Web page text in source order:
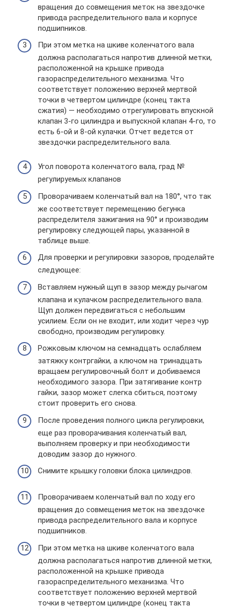
вращения до совмещения меток на звездочке
привода распределительного вала и корпусе
подшипников.
При этом метка на шкиве коленчатого вала
должна располагаться напротив длинной метки,
расположенной на крышке привода
газораспределительного механизма. Что
соответствует положению верхней мертвой
точки в четвертом цилиндре (конец такта
сжатия) — необходимо отрегулировать впускной
клапан 3-го цилиндра и выпускной клапан 4-го, то
есть 6-ой и 8-ой кулачки. Отчет ведется от
звездочки распределительного вала.
Угол поворота коленчатого вала, град №
регулируемых клапанов
Проворачиваем коленчатый вал на 180°, что так
же соответствует перемещению бегунка
распределителя зажигания на 90° и производим
регулировку следующей пары, указанной в
таблице выше.
Для проверки и регулировки зазоров, проделайте
следующее:
Вставляем нужный щуп в зазор между рычагом
клапана и кулачком распределительного вала.
Щуп должен передвигаться с небольшим
усилием. Если он не входит, или ходит через чур
свободно, производим регулировку.
Рожковым ключом на семнадцать ослабляем
затяжку контргайки, а ключом на тринадцать
вращаем регулировочный болт и добиваемся
необходимого зазора. При затягивание контр
гайки, зазор может слегка сбиться, поэтому
стоит проверить его снова.
После проведения полного цикла регулировки,
еще раз проворачивания коленчатый вал,
выполняем проверку и при необходимости
доводим зазор до нужного.
Снимите крышку головки блока цилиндров.
Проворачиваем коленчатый вал по ходу его
вращения до совмещения меток на звездочке
привода распределительного вала и корпусе
подшипников.
При этом метка на шкиве коленчатого вала
должна располагаться напротив длинной метки,
расположенной на крышке привода
газораспределительного механизма. Что
соответствует положению верхней мертвой
точки в четвертом цилиндре (конец такта